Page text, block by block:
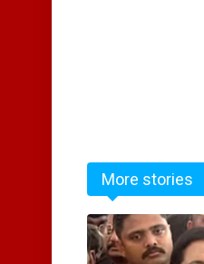
More stories